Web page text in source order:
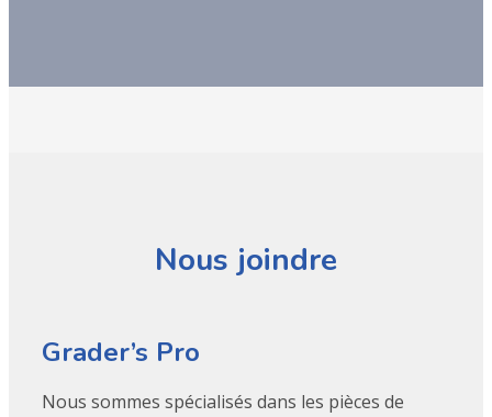
Nous joindre
Grader’s Pro
Nous sommes spécialisés dans les pièces de